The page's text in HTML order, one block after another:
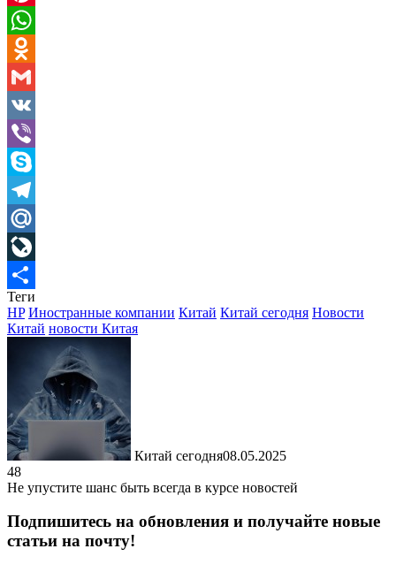
Pinterest
WhatsApp
Odnoklassniki
Gmail
VK
Viber
Skype
Telegram
Mail.Ru
LiveJournal
Отправить
Теги
HP Иностранные компании Китай Китай сегодня Новости
Китай новости Китая
Китай сегодня08.05.2025
48
Не упустите шанс быть всегда в курсе новостей
Подпишитесь на обновления и получайте новые
статьи на почту!